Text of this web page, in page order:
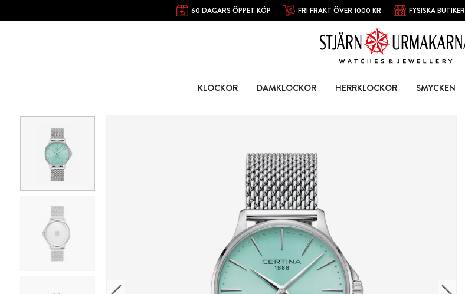
60 DAGARS ÖPPET KÖP FRI FRAKT ÖVER 1000 KR FYSISKA BUTIKER
KLOCKOR DAMKLOCKOR HERRKLOCKOR SMYCKEN